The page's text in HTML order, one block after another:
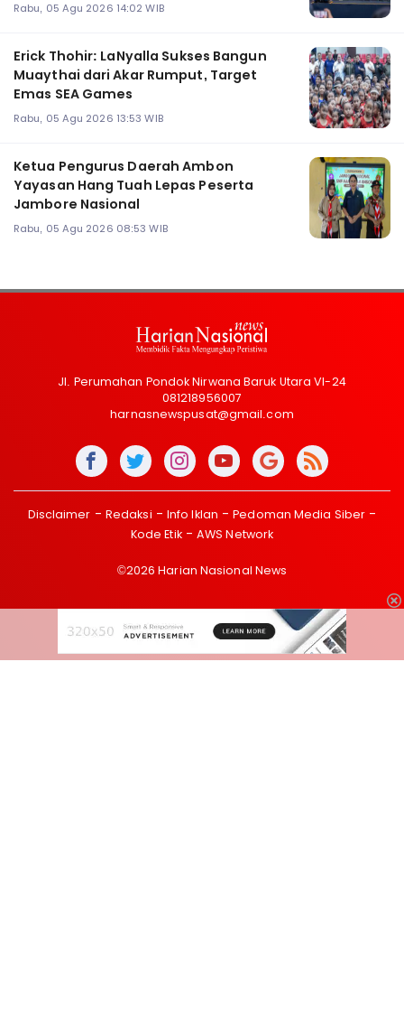
Rabu, 05 Agu 2026 14:02 WIB
Erick Thohir: LaNyalla Sukses Bangun
Muaythai dari Akar Rumput, Target
Emas SEA Games
Rabu, 05 Agu 2026 13:53 WIB
Ketua Pengurus Daerah Ambon
Yayasan Hang Tuah Lepas Peserta
Jambore Nasional
Rabu, 05 Agu 2026 08:53 WIB
Jl. Perumahan Pondok Nirwana Baruk Utara VI-24
081218956007
harnasnewspusat@gmail.com
Disclaimer Redaksi Info Iklan
Pedoman Media Siber
Kode Etik
AWS Network
©2026 Harian Nasional News